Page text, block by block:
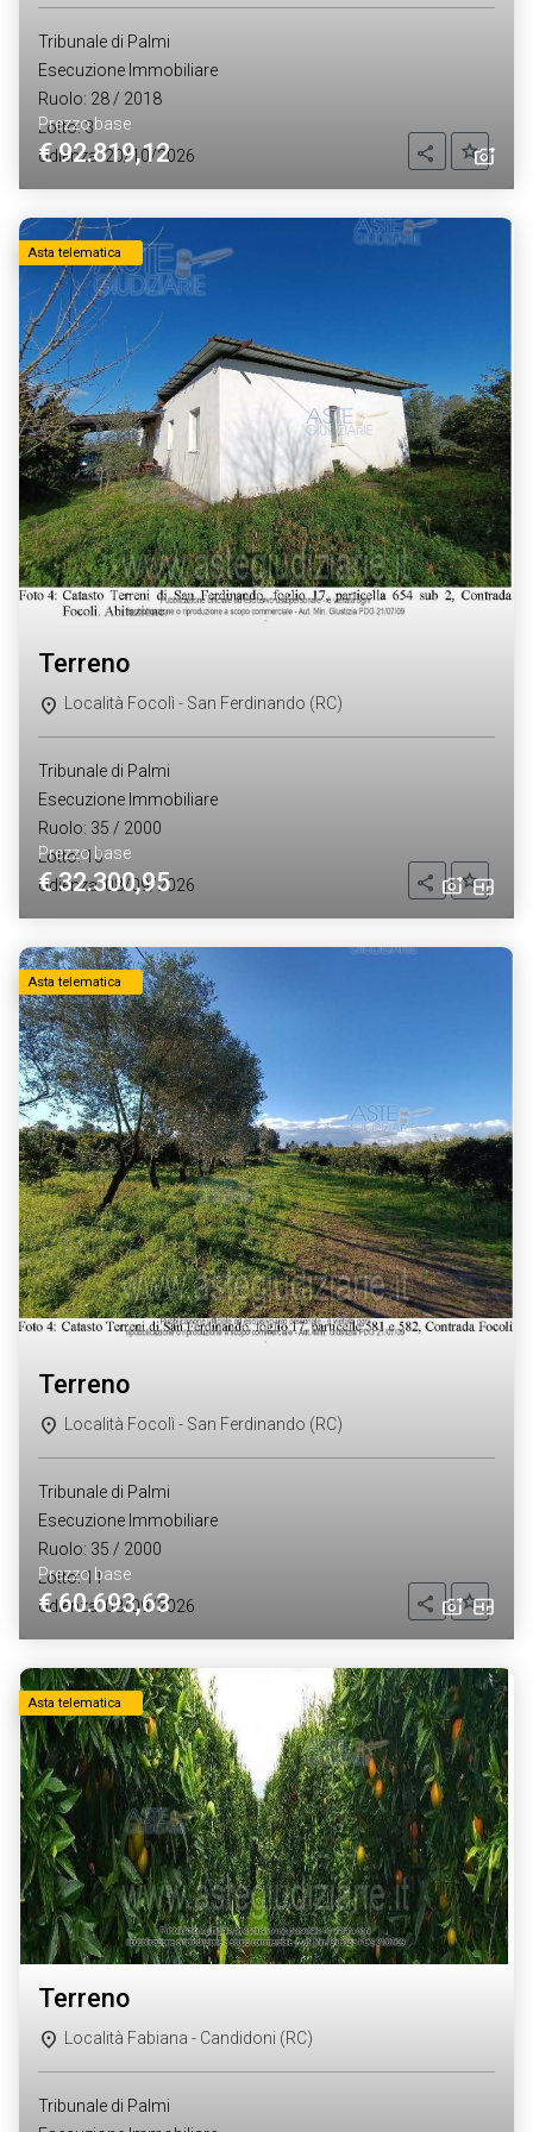
Prezzo base
€ 92.819,12
Tribunale di Palmi
Esecuzione Immobiliare
Ruolo: 28 / 2018
Lotto: 3
Udienza: 20/10/2026
Condividi
Asta telematica
Prezzo base
€ 32.300,95
terreno
Località Focolì - San Ferdinando (RC)
Tribunale di Palmi
Esecuzione Immobiliare
Ruolo: 35 / 2000
Lotto: 10
Udienza: 08/09/2026
Condividi
Asta telematica
Prezzo base
€ 60.693,63
terreno
Località Focolì - San Ferdinando (RC)
Tribunale di Palmi
Esecuzione Immobiliare
Ruolo: 35 / 2000
Lotto: 11
Udienza: 08/09/2026
Condividi
Asta telematica
terreno
Località Fabiana - Candidoni (RC)
Tribunale di Palmi